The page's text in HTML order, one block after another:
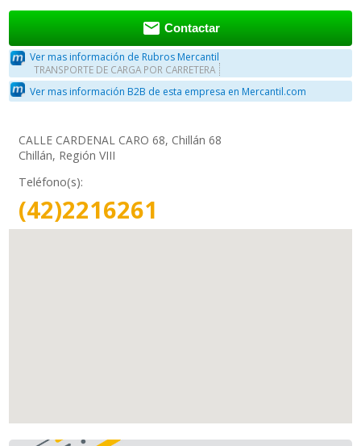
 Contactar
Ver mas información de Rubros Mercantil
TRANSPORTE DE CARGA POR CARRETERA
Ver mas información B2B de esta empresa en Mercantil.com
CALLE CARDENAL CARO 68, Chillán 68
Chillán, Región VIII
Teléfono(s):
(42)2216261